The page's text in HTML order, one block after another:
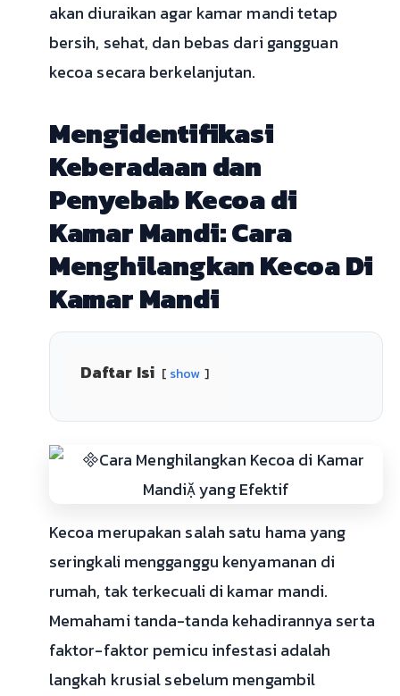
akan diuraikan agar kamar mandi tetap
bersih, sehat, dan bebas dari gangguan
kecoa secara berkelanjutan.
Mengidentifikasi
Keberadaan dan
Penyebab Kecoa di
Kamar Mandi: Cara
Menghilangkan Kecoa Di
Kamar Mandi
Daftar Isi show
Kecoa merupakan salah satu hama yang
seringkali mengganggu kenyamanan di
rumah, tak terkecuali di kamar mandi.
Memahami tanda-tanda kehadirannya serta
faktor-faktor pemicu infestasi adalah
langkah krusial sebelum mengambil